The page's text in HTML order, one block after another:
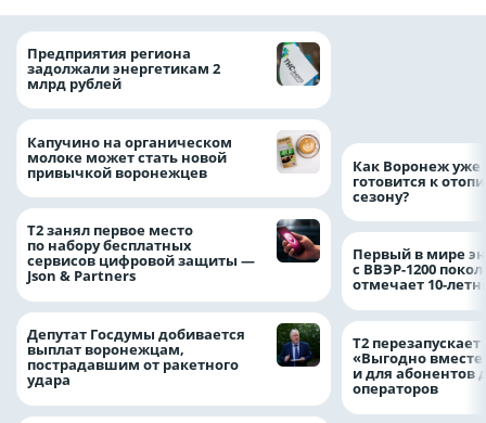
Предприятия региона
задолжали энергетикам 2
млрд рублей
Капучино на органическом
молоке может стать новой
привычкой воронежцев
Т2 занял первое место
по набору бесплатных
сервисов цифровой защиты —
Json & Partners
Депутат Госдумы добивается
выплат воронежцам,
пострадавшим от ракетного
удара
Как Воронеж уже
готовится к
сезону?
Первый в мире
с ВВЭР-1200
отмечает 10-
Т2
«Выгодно
и для абонентов
операторов